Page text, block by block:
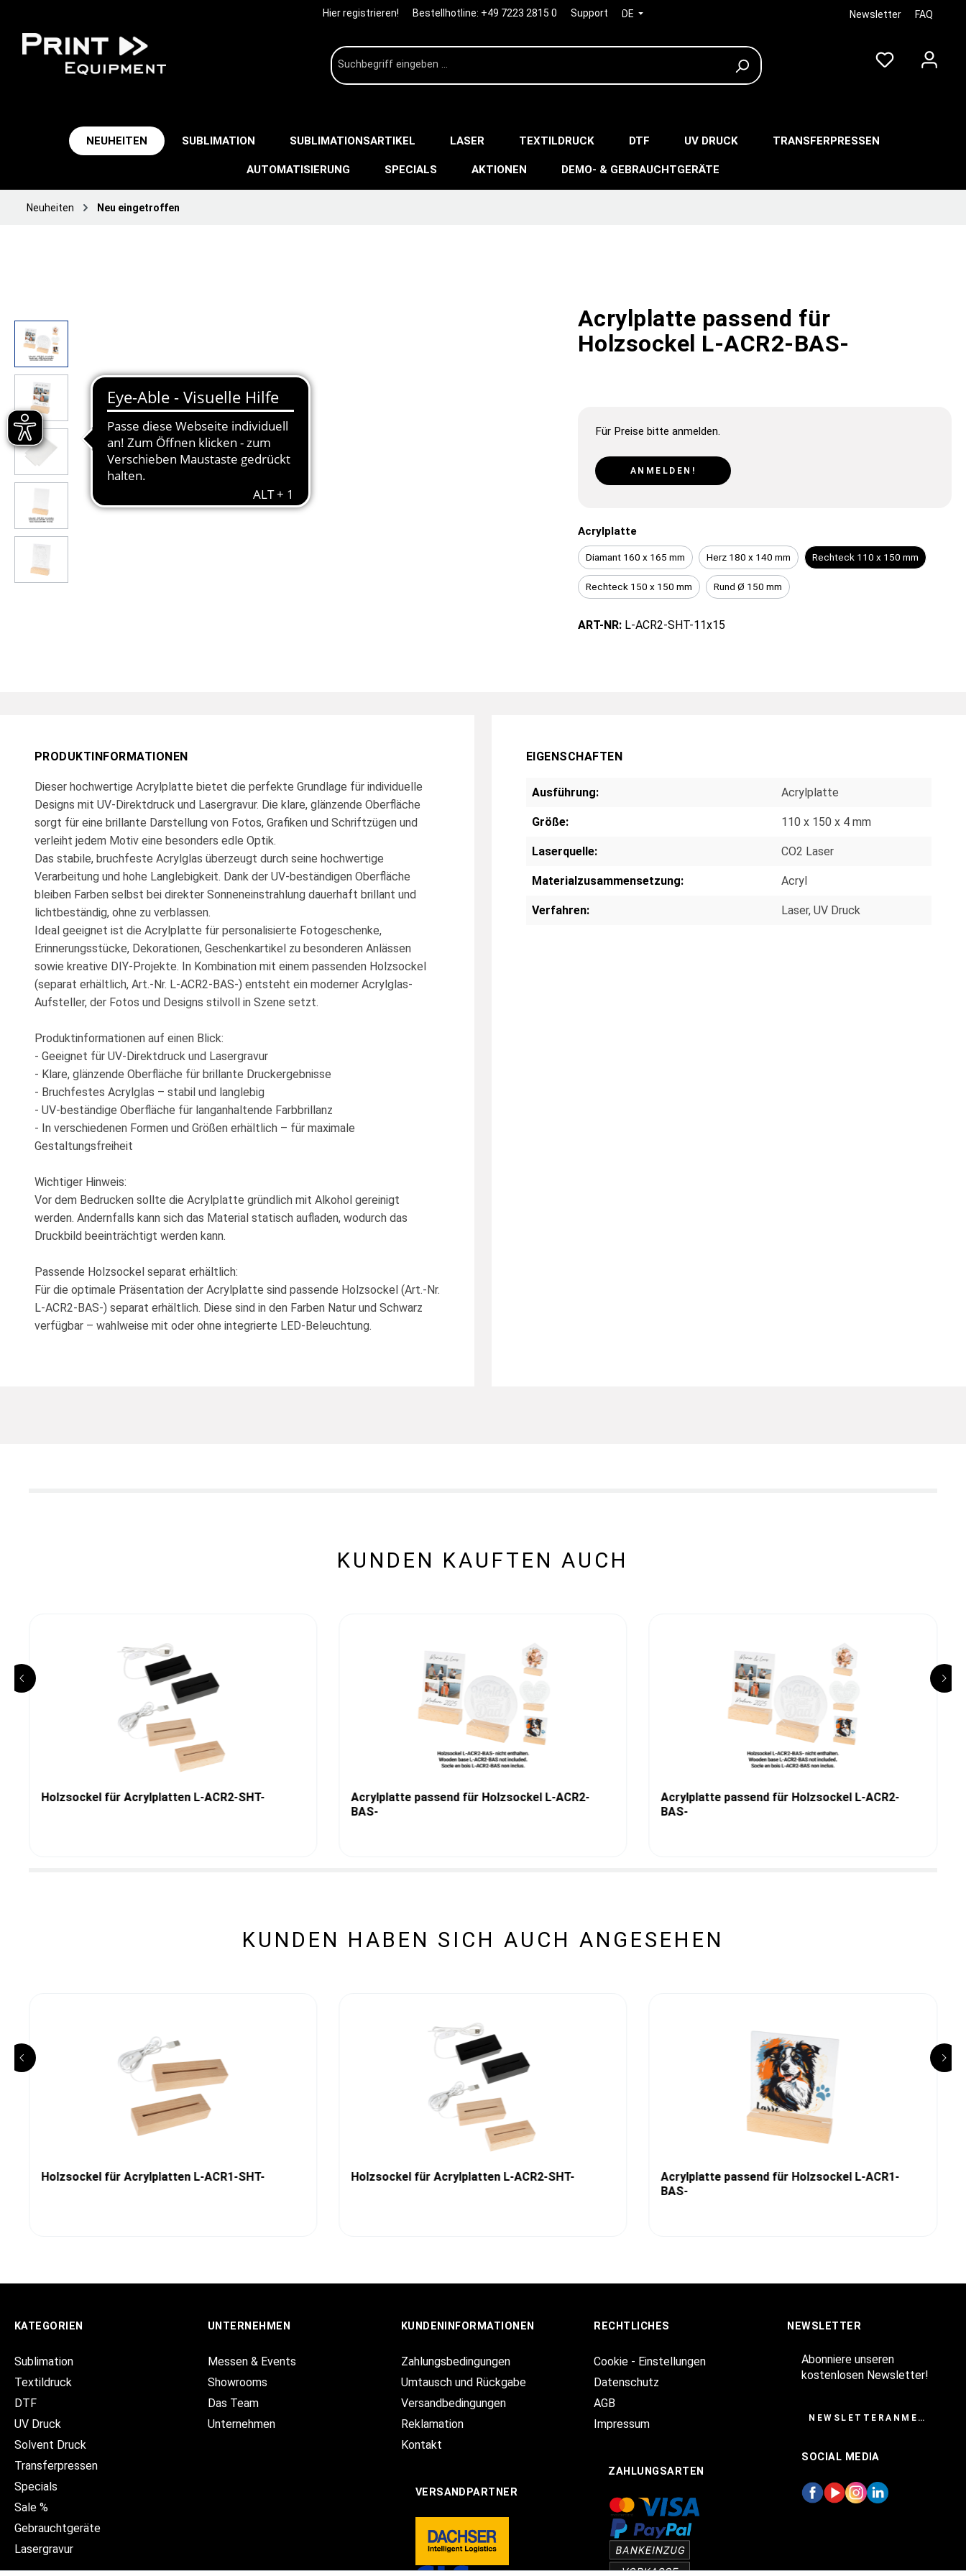
Hier registrieren! Bestellhotline: +49 7223 2815 0 Support DE Newsletter FAQ
NEUHEITEN SUBLIMATION SUBLIMATIONSARTIKEL LASER TEXTILDRUCK DTF UV DRUCK TRANSFERPRESSEN
AUTOMATISIERUNG SPECIALS AKTIONEN DEMO- & GEBRAUCHTGERÄTE
Neuheiten Neu eingetroffen
Acrylplatte passend für
Holzsockel L-ACR2-BAS-
Für Preise bitte anmelden.
ANMELDEN!
Acrylplatte
Diamant 160 x 165 mm Herz 180 x 140 mm Rechteck 110 x 150 mm
Rechteck 150 x 150 mm Rund Ø 150 mm
ART-NR: L-ACR2-SHT-11x15
PRODUKTINFORMATIONEN
Dieser hochwertige Acrylplatte bietet die perfekte Grundlage für individuelle
Designs mit UV-Direktdruck und Lasergravur. Die klare, glänzende Oberfläche
sorgt für eine brillante Darstellung von Fotos, Grafiken und Schriftzügen und
verleiht jedem Motiv eine besonders edle Optik.
Das stabile, bruchfeste Acrylglas überzeugt durch seine hochwertige
Verarbeitung und hohe Langlebigkeit. Dank der UV-beständigen Oberfläche
bleiben Farben selbst bei direkter Sonneneinstrahlung dauerhaft brillant und
lichtbeständig, ohne zu verblassen.
Ideal geeignet ist die Acrylplatte für personalisierte Fotogeschenke,
Erinnerungsstücke, Dekorationen, Geschenkartikel zu besonderen Anlässen
sowie kreative DIY-Projekte. In Kombination mit einem passenden Holzsockel
(separat erhältlich, Art.-Nr. L-ACR2-BAS-) entsteht ein moderner Acrylglas-
Aufsteller, der Fotos und Designs stilvoll in Szene setzt.
Produktinformationen auf einen Blick:
- Geeignet für UV-Direktdruck und Lasergravur
- Klare, glänzende Oberfläche für brillante Druckergebnisse
- Bruchfestes Acrylglas – stabil und langlebig
- UV-beständige Oberfläche für langanhaltende Farbbrillanz
- In verschiedenen Formen und Größen erhältlich – für maximale
Gestaltungsfreiheit
Wichtiger Hinweis:
Vor dem Bedrucken sollte die Acrylplatte gründlich mit Alkohol gereinigt
werden. Andernfalls kann sich das Material statisch aufladen, wodurch das
Druckbild beeinträchtigt werden kann.
Passende Holzsockel separat erhältlich:
Für die optimale Präsentation der Acrylplatte sind passende Holzsockel (Art.-Nr.
L-ACR2-BAS-) separat erhältlich. Diese sind in den Farben Natur und Schwarz
verfügbar – wahlweise mit oder ohne integrierte LED-Beleuchtung.
EIGENSCHAFTEN
Ausführung: Acrylplatte
Größe: 110 x 150 x 4 mm
Laserquelle: CO2 Laser
Materialzusammensetzung: Acryl
Verfahren: Laser, UV Druck
KUNDEN KAUFTEN AUCH
Holzsockel für Acrylplatten L-ACR2-SHT-
Acrylplatte passend für Holzsockel L-ACR2-
BAS-
Acrylplatte passend für Holzsockel L-ACR2-
BAS-
KUNDEN HABEN SICH AUCH ANGESEHEN
Holzsockel für Acrylplatten L-ACR1-SHT- Holzsockel für Acrylplatten L-ACR2-SHT-
Acrylplatte passend für Holzsockel L-ACR1-
BAS-
KATEGORIEN
Sublimation
Textildruck
DTF
UV Druck
Solvent Druck
Transferpressen
Specials
Sale %
Gebrauchtgeräte
Lasergravur
UNTERNEHMEN
Messen & Events
Showrooms
Das Team
Unternehmen
KUNDENINFORMATIONEN
Zahlungsbedingungen
Umtausch und Rückgabe
Versandbedingungen
Reklamation
Kontakt
VERSANDPARTNER
RECHTLICHES
Cookie - Einstellungen
Datenschutz
AGB
Impressum
ZAHLUNGSARTEN
NEWSLETTER
Abonniere unseren
kostenlosen Newsletter!
NEWSLETTERANMELDUNG
SOCIAL MEDIA